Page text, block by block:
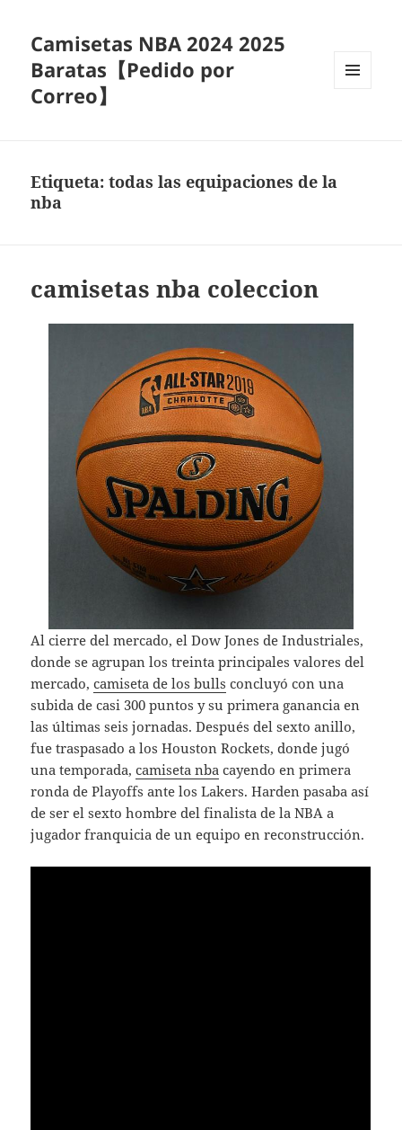
Camisetas NBA 2024 2025
Baratas【Pedido por
Correo】
Etiqueta:todas las equipaciones de la
nba
camisetas nba coleccion
Al cierre del mercado, el Dow Jones de Industriales,
donde se agrupan los treinta principales valores del
mercado,camiseta de los bulls concluyó con una
subida de casi 300 puntos y su primera ganancia en
las últimas seis jornadas. Después del sexto anillo,
fue traspasado a los Houston Rockets, donde jugó
una temporada,camiseta nba cayendo en primera
ronda de Playoffs ante los Lakers. Harden pasaba así
de ser el sexto hombre del finalista de la NBA a
jugador franquicia de un equipo en reconstrucción.